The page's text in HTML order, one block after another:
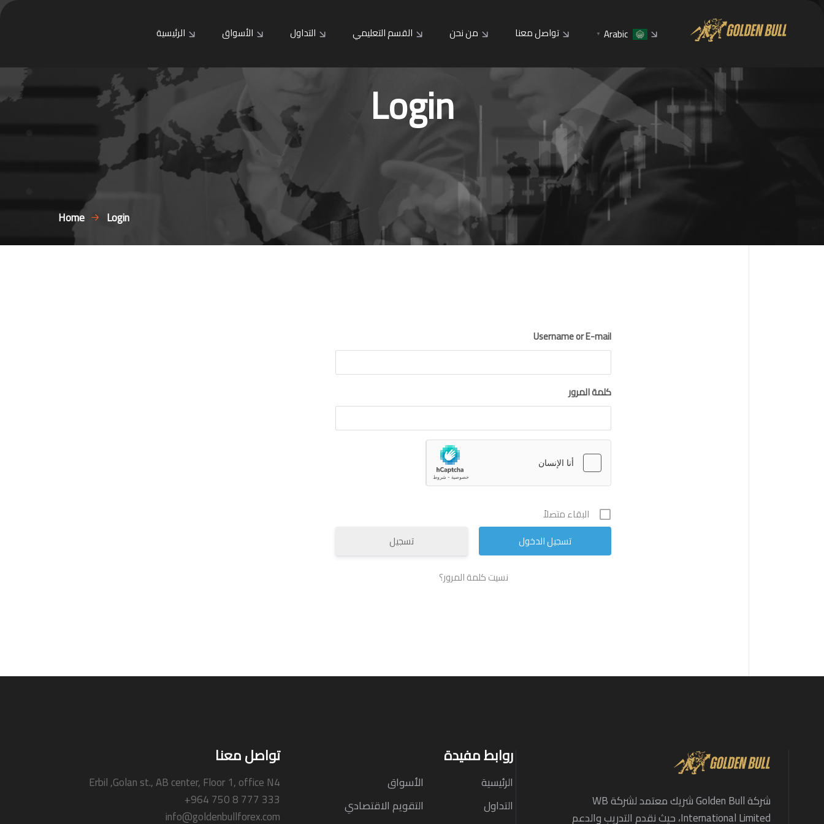
الرئيسية الأسواق التداول القسم التعليمي من نحن تواصل معنا Arabic
▼
Login
Home Login
Username or E-mail
كلمة المرور
البقاء متصلاً
تسجيل
نسيت كلمة المرور؟
شركة Golden Bull شريك معتمد لشركة WB
International Limited، حيث نقدم التدريب والدعم
روابط مفيدة
الرئيسية
الأسواق
التداول
التقويم الاقتصادي
تواصل معنا
Erbil ,Golan st., AB center, Floor 1, office N4
+964 750 8 777 333
info@goldenbullforex.com